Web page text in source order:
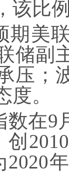
该比
期美
储副
压；
度。
数在9
创
2020